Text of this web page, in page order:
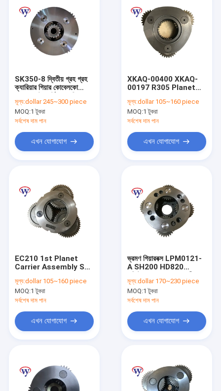
পণ্য
ভিডিও
আমাদের সম্বন্ধে
যোগাযোগ করুন
খবর
SK350-8 দ্বিতীয় গ্রহ গ্রহ
ক্যারিয়ার গিয়ার কোবেলকো
মূল্য:dollar 245~300 piece
MOQ:1 টুকরা
সর্বশেষ দাম পান
এখন যোগাযোগ
XKAQ-00400 XKAQ-
00197 R305 Planet
DH320 SY285C-8
মূল্য:dollar 105~160 piece
MOQ:1 টুকরা
সর্বশেষ দাম পান
এখন যোগাযোগ
EC210 1st Planet
Carrier Assembly Sun
মূল্য:dollar 105~160 piece
MOQ:1 টুকরা
সর্বশেষ দাম পান
এখন যোগাযোগ
ভ্রমণ গিয়ারবক্স LPM0121-
A SH200 HD820
গ্রহ সূর্য গিয়ার
মূল্য:dollar 170~230 piece
MOQ:1 টুকরা
সর্বশেষ দাম পান
এখন যোগাযোগ